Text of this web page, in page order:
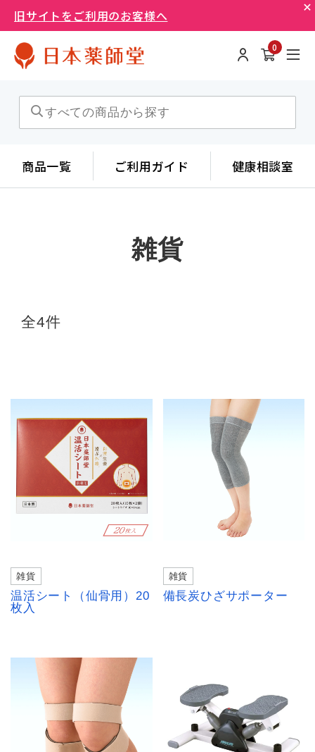
旧サイトをご利用のお客様へ
0
商品一覧 ご利用ガイド 健康相談室
雑貨
全4件
雑貨
温活シート（仙骨用）20
枚入
雑貨
備長炭ひざサポーター